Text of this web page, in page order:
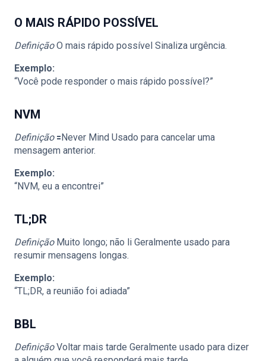
O MAIS RÁPIDO POSSÍVEL
DefiniçãoO mais rápido possível Sinaliza urgência.
Exemplo:
“Você pode responder o mais rápido possível?”
NVM
Definição🟰Never Mind Usado para cancelar uma
mensagem anterior.
Exemplo:
“NVM, eu a encontrei”
TL;DR
DefiniçãoMuito longo; não li Geralmente usado para
resumir mensagens longas.
Exemplo:
“TL;DR, a reunião foi adiada”
BBL
DefiniçãoVoltar mais tarde Geralmente usado para dizer